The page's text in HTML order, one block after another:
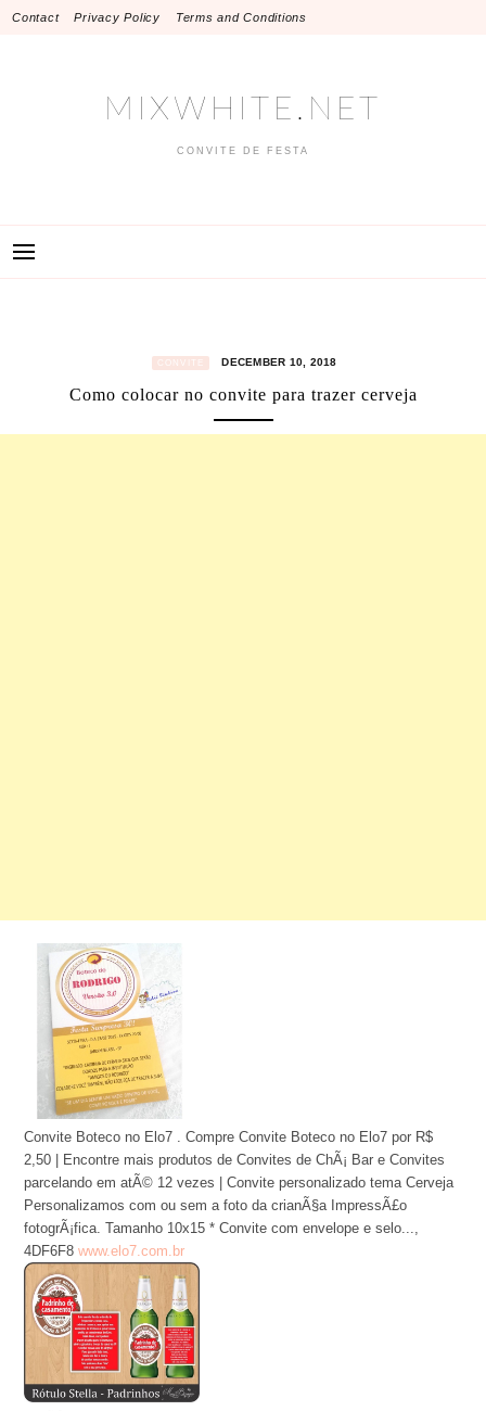
SkipContact Privacy Policy Terms and Conditions
MIXWHITE.NET
CONVITE DE FESTA
CONVITE DECEMBER 10, 2018
Como colocar no convite para trazer cerveja
Convite Boteco no Elo7 . Compre Convite Boteco no Elo7 por R$
2,50 | Encontre mais produtos de Convites de ChÃ¡ Bar e Convites
parcelando em atÃ© 12 vezes | Convite personalizado tema Cerveja
Personalizamos com ou sem a foto da crianÃ§a ImpressÃ£o
fotogrÃ¡fica. Tamanho 10x15 * Convite com envelope e selo...,
4DF6F8 www.elo7.com.br